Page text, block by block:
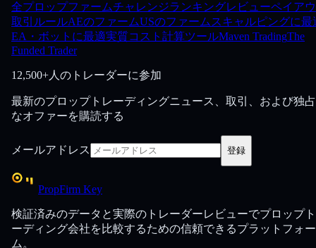
全プロップファームチャレンジランキングレビューペイア
取引ルールAEのファームUSのファーム スキャルピングに最
EA・ボットに最適実質コスト計算ツールMaven TradingThe
Funded Trader
12,500+人のトレーダーに参加
最新のプロップトレーディングニュース、取引、および独
なオファーを購読する
メールアドレス 登録
PropFirm Key
検証済みのデータと実際のトレーダーレビューでプロップ
ーディング会社を比較するための信頼できるプラットフォー
ム。